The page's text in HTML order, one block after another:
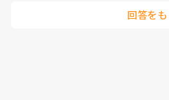
皆さんでしたらどんな対応をさ
こういう状況なのに、また…とモ
回答を